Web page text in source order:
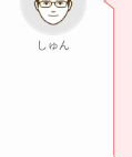
しゅん